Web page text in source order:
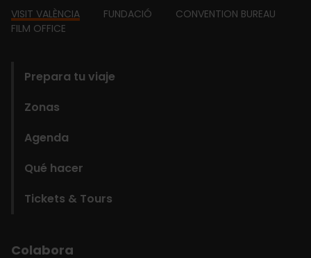
Footer
VISIT VALÈNCIA FUNDACIÓ
CONVENTION BUREAU
FILM OFFICE
Prepara tu viaje
Zonas
Agenda
Qué hacer
Tickets & Tours
Colabora